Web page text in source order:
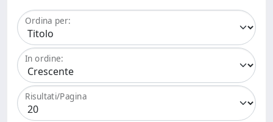
Ordina per:
In ordine:
Risultati/Pagina